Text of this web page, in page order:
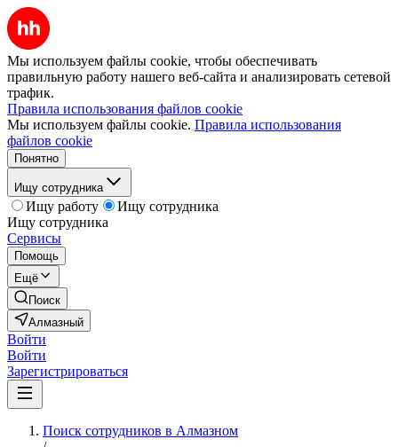
Мы используем файлы cookie, чтобы обеспечивать
правильную работу нашего веб-сайта и анализировать сетевой
трафик.
Правила использования файлов cookie
Мы используем файлы cookie. Правила использования
файлов cookie
Понятно
Ищу сотрудника
Ищу работу
Ищу сотрудника
Ищу сотрудника
Сервисы
Помощь
Ещё
Поиск
Алмазный
Войти
Войти
Зарегистрироваться
Поиск сотрудников в Алмазном